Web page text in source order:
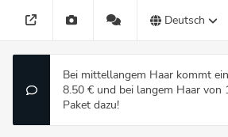
Deutsch
Bei mittellangem Haar kommt
8.50 € und bei langem Haar von
Paket dazu!